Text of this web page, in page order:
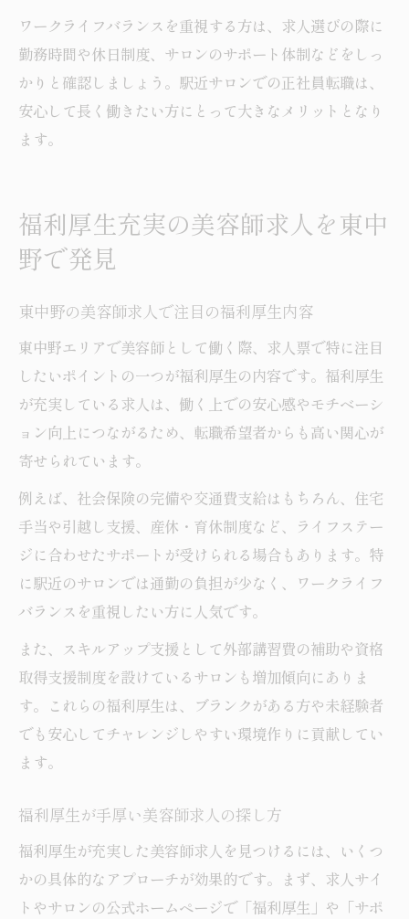
ワークライフバランスを重視する方は、求人選びの際に
勤務時間や休日制度、サロンのサポート体制などをしっ
かりと確認しましょう。駅近サロンでの正社員転職は、
安心して長く働きたい方にとって大きなメリットとなり
ます。
福利厚生充実の美容師求人を東中
野で発見
東中野の美容師求人で注目の福利厚生内容
東中野エリアで美容師として働く際、求人票で特に注目
したいポイントの一つが福利厚生の内容です。福利厚生
が充実している求人は、働く上での安心感やモチベーシ
ョン向上につながるため、転職希望者からも高い関心が
寄せられています。
例えば、社会保険の完備や交通費支給はもちろん、住宅
手当や引越し支援、産休・育休制度など、ライフステー
ジに合わせたサポートが受けられる場合もあります。特
に駅近のサロンでは通勤の負担が少なく、ワークライフ
バランスを重視したい方に人気です。
また、スキルアップ支援として外部講習費の補助や資格
取得支援制度を設けているサロンも増加傾向にありま
す。これらの福利厚生は、ブランクがある方や未経験者
でも安心してチャレンジしやすい環境作りに貢献してい
ます。
福利厚生が手厚い美容師求人の探し方
福利厚生が充実した美容師求人を見つけるには、いくつ
かの具体的なアプローチが効果的です。まず、求人サイ
トやサロンの公式ホームページで「福利厚生」や「サポ